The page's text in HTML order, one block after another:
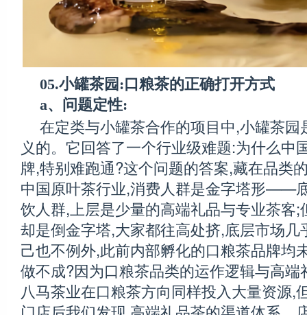
05.小罐茶园:口粮茶的正确打开方式
a、问题定性:
在定类与小罐茶合作的项目中,小罐茶园
义的。它回答了一个行业级难题:为什么中
牌,特别难跑通?这个问题的答案,藏在品类
中国原叶茶行业,消费人群是金字塔形——
饮人群,上层是少量的高端礼品与专业茶客;
却是倒金字塔,大家都往高处挤,底层市场几
己也不例外,此前内部孵化的口粮茶品牌均
做不成?因为口粮茶品类的运作逻辑与高端
八马茶业在口粮茶方向同样投入大量资源,
门店后我们发现,高端礼品茶的渠道体系、